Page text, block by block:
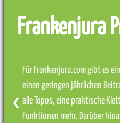
Frankenjura
Für Frankenjura.com gibt es
einen geringen jährlichen
alle Topos, eine praktische
Funktionen mehr. Darüber
❮